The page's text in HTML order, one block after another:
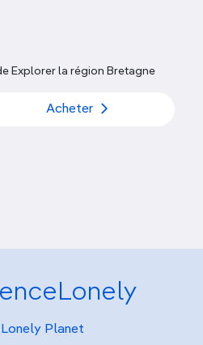
Explorer la région Bretagne
Acheter
Lonely Planet